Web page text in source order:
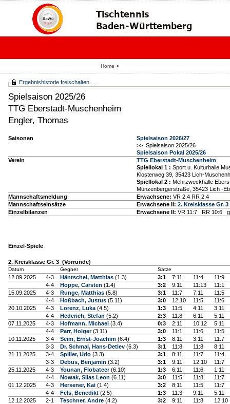
Home >
Ergebnishistorie freischalten ...
Spielsaison 2025/26
TTG Eberstadt-Muschenheim
Engler, Thomas
Saisonen
Spielsaison 2026/27
>> Spielsaison 2025/26
Spielsaison Pokal 2025/26
Verein
TTG Eberstadt-Muschenheim
Spiellokal 1 : Sport u. Kulturhalle
Klosterweg 39, 35423 Lich-
Spiellokal 2 : Mehrzweckhalle
Münzenbergerstraße, 35423 Lich -
Mannschaftsmeldung
Erwachsene: VR 2.4 RR 2.4
Mannschaftseinsätze
Erwachsene II: 2. Kreisklasse Gr. 3
Einzelbilanzen
Erwachsene II: VR 11:7 RR 10:6
Einzel-Spiele
2. Kreisklasse Gr. 3 (Vorrunde)
Datum Gegner Sätze
12.09.2025 4-3 Häntschel, Matthias (1.3) 3:1 7:11 11:4
11:9
4-4
Hoppe, Carsten (1.4) 3:2 9:11 11:13
11:1
15.09.2025
4-3 Runge, Matthias (5.8) 3:1 11:7 7:11
11:5
4-4
Hoßbach, Justus (5.11) 3:0 12:10 11:5
11:6
20.10.2025
4-3 Lorenz, Luka (4.5) 1:3 11:5 4:11
3:11
4-4
Hederich, Stefan (5.2) 2:3 11:8 6:11
5:11
07.11.2025
4-3 Hofmann, Michael (3.4) 0:3 2:11 10:12
5:11
4-4
Parr, Holger(3.11) 3:0 11:1 11:6
11:5
10.11.2025
3-4 Seim, Ernst-Joachim (6.4) 1:3 8:11 3:11
11:7
3-3
Dr. Schmal, Hans-Detlev (6.3) 3:1 11:8 11:8
8:11
21.11.2025
3-4 Spiller, Udo (3.3) 3:1 8:11 11:7
11:4
3-3
Debus, Benjamin (3.2) 3:1 9:11 12:10
11:7
25.11.2025
4-3 Younan, Flobateer(6.10) 1:3 6:11 11:6
1:11
4-4
Nowak, Silas Leon (6.11) 3:0 11:5 11:8
11:7
01.12.2025
4-3 Hersener, Kai (1.4) 3:2 8:11 11:5
11:7
4-4
Fels, Benedikt (2.5) 1:3 11:3 9:11
5:11
12.12.2025
2-1 Teschner, Andre (4.2) 3:2 9:11 11:8
12:10